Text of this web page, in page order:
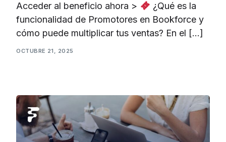
Acceder al beneficio ahora >
¿Qué es la
funcionalidad de Promotores en Bookforce y
cómo puede multiplicar tus ventas? En el […]
OCTUBRE 21, 2025